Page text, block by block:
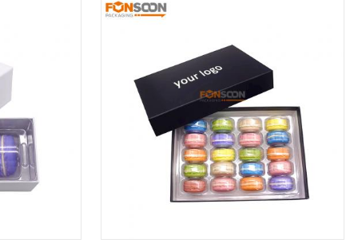
optimale
raffiné
constitue
des
de présentation peu soignée pour les
carton de haute qualité de 1200
grammes, il offre une protection optimale
et un déballage aisé. Son aspect raffiné
met en valeur les produits en rayon,
renforce l'image de marque et constitue
le choix idéal pour la présentation des
desserts de fêtes.